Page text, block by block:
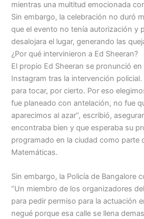
mientras una multitud emocionada
Sin embargo, la celebración no duró
que el evento no tenía autorización y
desalojara el lugar, generando las
¿Por qué intervinieron a Ed Sheeran?
El propio Ed Sheeran se pronunció
Instagram tras la intervención policial.
para tocar, por cierto. Por eso
fue planeado con antelación, no fue
aparecimos al azar”, escribió,
encontraba bien y que esperaba su
programado en la ciudad como parte
Matemáticas.
Sin embargo, la Policía de Bangalore
“Un miembro de los organizadores
para pedir permiso para la actuación
negué porque esa calle se llena